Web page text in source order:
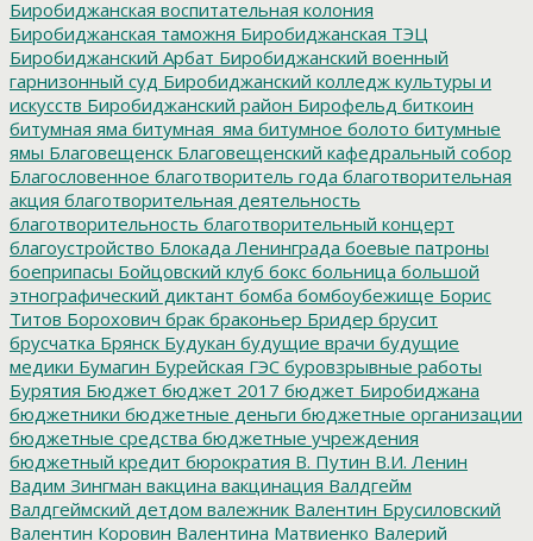
Биробиджанская воспитательная колония
Биробиджанская таможня Биробиджанская ТЭЦ
Биробиджанский Арбат Биробиджанский военный
гарнизонный суд Биробиджанский колледж культуры и
искусств Биробиджанский район Бирофельд биткоин
битумная яма битумная_яма битумное болото битумные
ямы Благовещенск Благовещенский кафедральный собор
Благословенное благотворитель года благотворительная
акция благотворительная деятельность
благотворительность благотворительный концерт
благоустройство Блокада Ленинграда боевые патроны
боеприпасы Бойцовский клуб бокс больница большой
этнографический диктант бомба бомбоубежище Борис
Титов Борохович брак браконьер Бридер брусит
брусчатка Брянск Будукан будущие врачи будущие
медики Бумагин Бурейская ГЭС буровзрывные работы
Бурятия Бюджет бюджет 2017 бюджет Биробиджана
бюджетники бюджетные деньги бюджетные организации
бюджетные средства бюджетные учреждения
бюджетный кредит бюрократия В. Путин В.И. Ленин
Вадим Зингман вакцина вакцинация Валдгейм
Валдгеймский детдом валежник Валентин Брусиловский
Валентин Коровин Валентина Матвиенко Валерий